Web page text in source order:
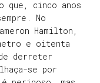
que, cinco anos
No
Hamilton,
e oitenta
derreter
se por